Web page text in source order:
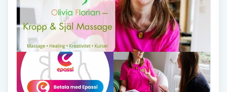
Ombre
Ombre brows
Ombre naglar